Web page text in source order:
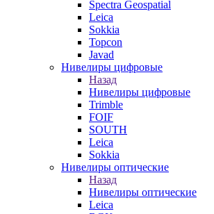
Spectra Geospatial
Leica
Sokkia
Topcon
Javad
Нивелиры цифровые
Назад
Нивелиры цифровые
Trimble
FOIF
SOUTH
Leica
Sokkia
Нивелиры оптические
Назад
Нивелиры оптические
Leica